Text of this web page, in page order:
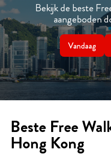
Bekijk de beste
aangeboden
Vandaag
Beste Free
Hong Kong